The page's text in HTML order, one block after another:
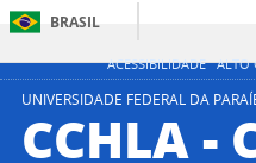
ACESSIBILIDADE ALTO
BRASIL
UNIVERSIDADE FEDERAL DA
CCHLA -